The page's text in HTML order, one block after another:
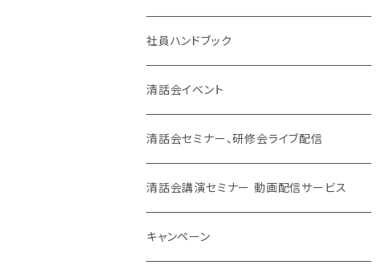
大阪開催
東京開催
大阪開催
SJC
社員ハンドブック
清話会イベント
清話会セミナー、研修会ライブ配信
清話会講演セミナー 動画配信サービス
キャンペーン